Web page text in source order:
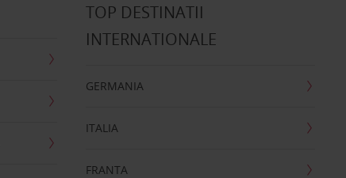
TOP DESTINATII
INTERNATIONALE
GERMANIA
ITALIA
FRANTA